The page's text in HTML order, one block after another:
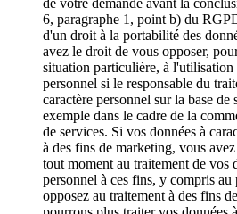
de votre demande avant la
6, paragraphe 1, point b) du
d'un droit à la portabilité des
avez le droit de vous opposer,
situation particulière, à l'utilisation
personnel si le responsable du
caractère personnel sur la base
exemple dans le cadre de la
de services. Si vos données à
à des fins de marketing, vous
tout moment au traitement de vos
personnel à ces fins, y compris
opposez au traitement à des fins